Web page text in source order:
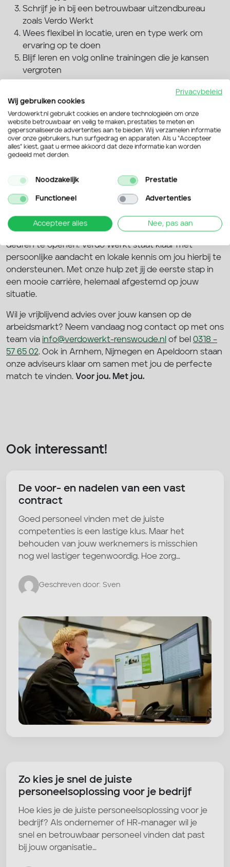
Schrijf je in bij een betrouwbaar uitzendbureau
zoals Verdo Werkt
Wees flexibel in locatie, uren en type werk om
ervaring op te doen
Blijf leren en volg online trainingen die je kansen
vergroten
“Met het advies van Verdo Werkt kon ik me beter
presenteren tijdens gesprekken. Nu werk ik via hen bij
een leuke werkgever in Arnhem.” – Mark Jansen,
Flexwerker, Arnhem
Samenvatting: zo begin je
Solliciteren zonder ervaring is een uitdaging, maar
zeker geen onmogelijke klus. Door te focussen op jouw
een heel eind. Bouw ervaring op via flexwerk,
vrijwilligerswerk of stages, en zet je netwerk in om
deuren te openen. Verdo Werkt staat klaar met
persoonlijke aandacht en lokale kennis om jou hierbij te
ondersteunen. Met onze hulp zet jij de eerste stap in
een mooie carrière, helemaal afgestemd op jouw
situatie.
Wil je vrijblijvend advies over jouw kansen op de
arbeidsmarkt? Neem vandaag nog contact op met ons
team via info@verdowerkt-renswoude.nl of bel 0318 –
57 65 02. Ook in Arnhem, Nijmegen en Apeldoorn staan
onze adviseurs klaar om samen met jou de perfecte
match te vinden. Voor jou. Met jou.
Ook interessant!
De voor- en nadelen van een vast
contract
Goed personeel vinden met de juiste
competenties is een lastige klus. Maar het
behouden van jouw werknemers is misschien
nog wel lastiger tegenwoordig. Hoe zorg…
Geschreven door: Sven
Zo kies je snel de juiste
personeelsoplossing voor je bedrijf
Hoe kies je de juiste personeelsoplossing voor je
bedrijf? Als ondernemer of HR-manager wil je
snel en betrouwbaar personeel vinden dat past
bij jouw organisatie…
Privacybeleid
Wij gebruiken cookies
Verdowerkt.nl gebruikt cookies en andere technologieën om onze
website betrouwbaar en veilig te maken, prestaties te meten en
gepersonaliseerde advertenties aan te bieden. Wij verzamelen informatie
over onze gebruikers, hun surfgedrag en apparaten. Als u “Accepteer
alles” kiest, gaat u ermee akkoord dat deze informatie kan worden
gedeeld met derden.
Noodzakelijk Prestatie
Functioneel Advertenties
Accepteer alles Nee, pas aan